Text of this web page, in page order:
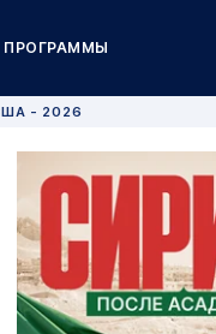
ПРОГРАММЫ
- 2026